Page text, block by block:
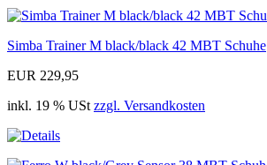
Simba Trainer M black/black 42 MBT Schuhe
EUR 229,95
inkl. 19 % USt zzgl. Versandkosten